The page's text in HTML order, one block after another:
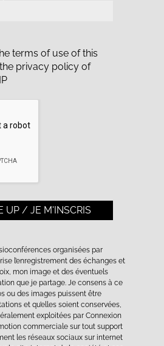
terms of use of this
privacy policy of
organisées par
l’enregistrement des échanges et
mon image et des éventuels
que je partage. Je consens à ce
ou des images puissent être
et qu’elles soient conservées,
exploitées par Connexion
commerciale sur tout support
les réseaux sociaux sur internet